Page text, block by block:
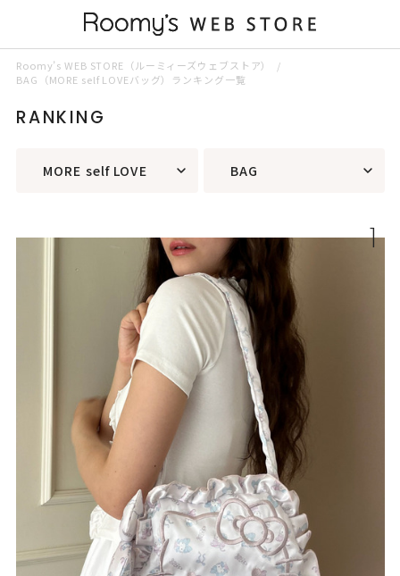
Roomy’s WEB STORE（ルーミィーズウェブストア）
BAG（MORE self LOVEバッグ）ランキング一覧
RANKING
MORE self LOVE BAG
1